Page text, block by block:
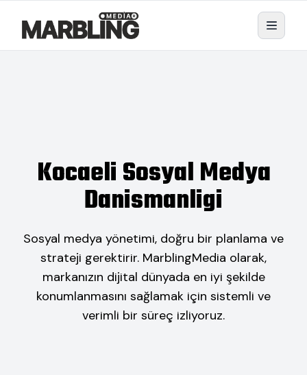
Kocaeli Sosyal Medya
Danismanligi
Sosyal medya yönetimi, doğru bir planlama ve
strateji gerektirir. MarblingMedia olarak,
markanızın dijital dünyada en iyi şekilde
konumlanmasını sağlamak için sistemli ve
verimli bir süreç izliyoruz.